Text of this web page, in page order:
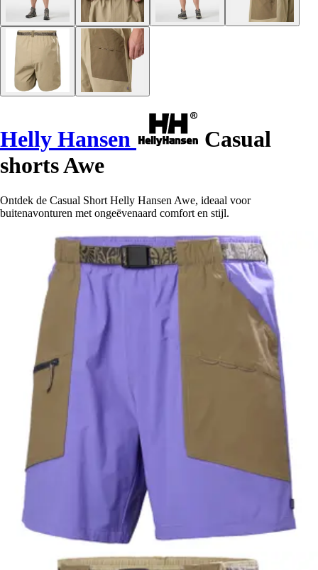
Helly Hansen
Casual
shorts Awe
Ontdek de Casual Short Helly Hansen Awe, ideaal voor
buitenavonturen met ongeëvenaard comfort en stijl.